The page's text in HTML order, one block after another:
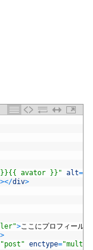
}}{{ avator }}" alt=
></div>
> ここにプロフィール
>
"post" enctype=